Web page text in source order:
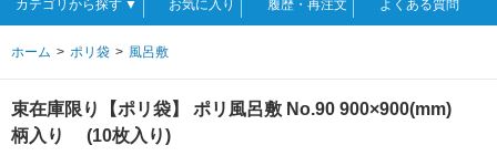
カテゴリから探す ▼ お気に入り 履歴・再注文 よくある質問
ホーム ポリ袋 風呂敷
束在庫限り【ポリ袋】 ポリ風呂敷 No.90 900×900(mm)
柄入り (10枚入り)